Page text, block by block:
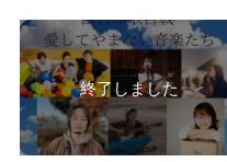
終了しました